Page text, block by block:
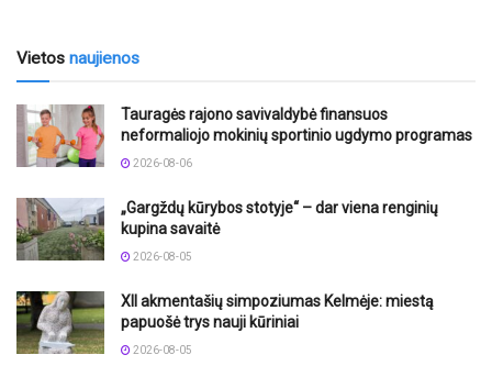
Vietos naujienos
Tauragės rajono savivaldybė finansuos
neformaliojo mokinių sportinio ugdymo programas
2026-08-06
„Gargždų kūrybos stotyje“ – dar viena renginių
kupina savaitė
2026-08-05
XII akmentašių simpoziumas Kelmėje: miestą
papuošė trys nauji kūriniai
2026-08-05